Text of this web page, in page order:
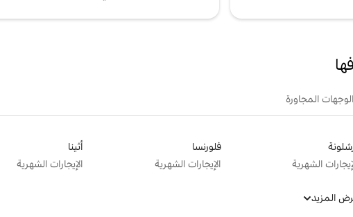
الوجهات المجاورة
الشهرية
فلورنسا
الإيجارات الشهرية
أثينا
الإيجارات الشهرية
المزيد